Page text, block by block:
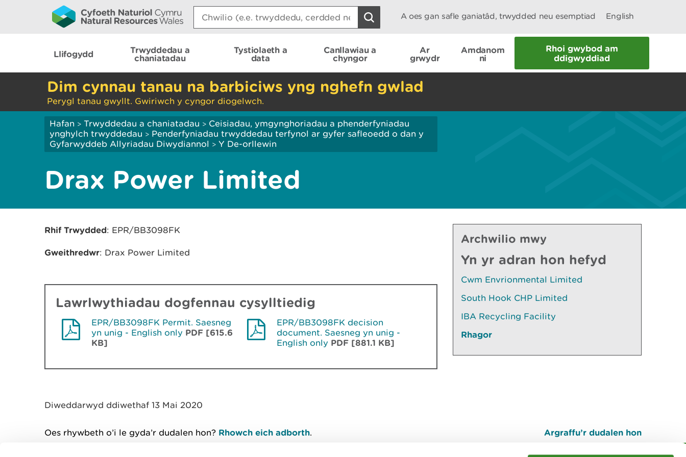
Search:
A oes gan safle ganiatâd, trwydded neu esemptiad English
Llifogydd
Trwyddedau a
chaniatadau
Tystiolaeth a
data
Canllawiau a
chyngor
Ar
grwydr
Amdanom
ni
Rhoi gwybod am
ddigwyddiad
Dim cynnau tanau na barbiciws yng nghefn gwlad
Perygl tanau gwyllt. Gwiriwch y cyngor diogelwch.
Hafan > Trwyddedau a chaniatadau > Ceisiadau, ymgynghoriadau a phenderfyniadau
ynghylch trwyddedau > Penderfyniadau trwyddedau terfynol ar gyfer safleoedd o dan y
Gyfarwyddeb Allyriadau Diwydiannol > Y De-orllewin
Drax Power Limited
Rhif Trwydded: EPR/BB3098FK
Gweithredwr: Drax Power Limited
Lawrlwythiadau dogfennau cysylltiedig
EPR/BB3098FK Permit. Saesneg
yn unig - English only PDF [615.6
KB]
EPR/BB3098FK decision
document. Saesneg yn unig -
English only PDF [881.1 KB]
Archwilio mwy
Yn yr adran hon hefyd
Cwm Envrionmental Limited
South Hook CHP Limited
IBA Recycling Facility
Rhagor
Diweddarwyd ddiwethaf 13 Mai 2020
Oes rhywbeth o’i le gyda’r dudalen hon? Rhowch eich adborth. Argraffu’r dudalen hon
I fyny